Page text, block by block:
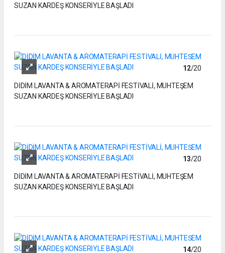
SUZAN KARDEŞ KONSERİYLE BAŞLADI
12/20
DİDİM LAVANTA & AROMATERAPİ FESTİVALİ, MUHTEŞEM
SUZAN KARDEŞ KONSERİYLE BAŞLADI
13/20
DİDİM LAVANTA & AROMATERAPİ FESTİVALİ, MUHTEŞEM
SUZAN KARDEŞ KONSERİYLE BAŞLADI
14/20